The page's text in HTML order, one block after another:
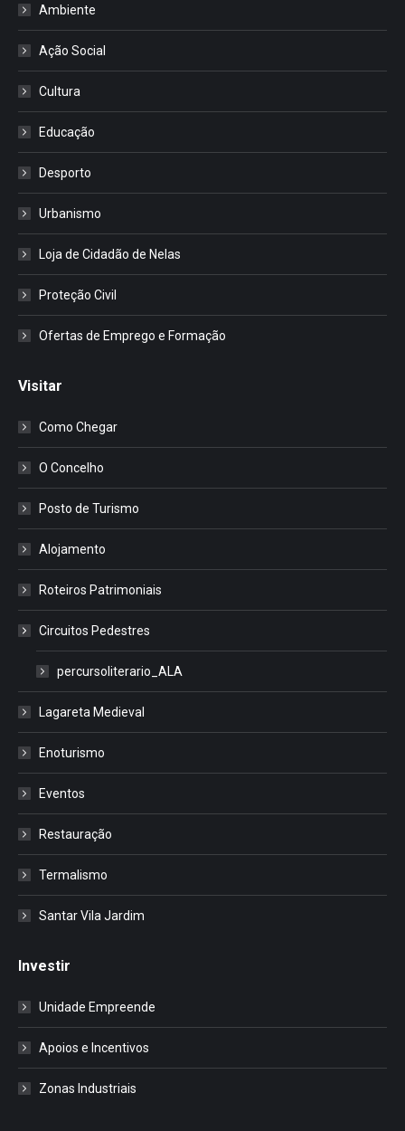
Ambiente
Ação Social
Cultura
Educação
Desporto
Urbanismo
Loja de Cidadão de Nelas
Proteção Civil
Ofertas de Emprego e Formação
Visitar
Como Chegar
O Concelho
Posto de Turismo
Alojamento
Roteiros Patrimoniais
Circuitos Pedestres
percursoliterario_ALA
Lagareta Medieval
Enoturismo
Eventos
Restauração
Termalismo
Santar Vila Jardim
Investir
Unidade Empreende
Apoios e Incentivos
Zonas Industriais